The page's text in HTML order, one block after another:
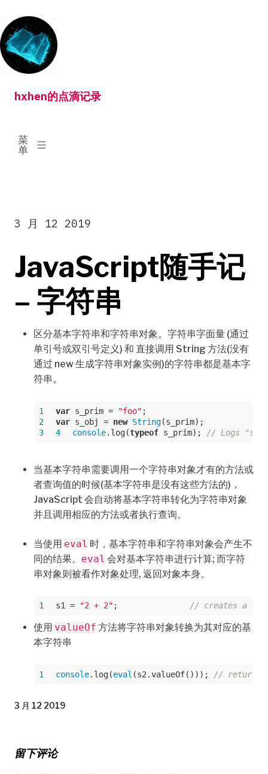
转
到
内
hxhen的点滴记录
菜
单
已
展
JavaScript随手记
– 字符串
3 月 12 2019
区分基本字符串和字符串对象。字符串字面量 (通过
单引号或双引号定义) 和 直接调用 String 方法(没有
通过 new 生成字符串对象实例)的字符串都是基本字
符串。
1 var s_prim = "foo"
2
var s_obj = new String
3
4 console.log(typeof s_prim); // Logs
当基本字符串需要调用一个字符串对象才有的方法或
者查询值的时候(基本字符串是没有这些方法的)，
JavaScript 会自动将基本字符串转化为字符串对象
并且调用相应的方法或者执行查询。
当使用 eval 时，基本字符串和字符串对象会产生不
同的结果。 eval 会对基本字符串进行计算; 而字符
串对象则被看作对象处理, 返回对象本身。
1 s1 = "2 + 2" ; // creates a
使用 valueOf 方法将字符串对象转换为其对应的基
本字符串
1 console.log(eval (s2.valueOf())); // returns
3 月 12 2019
留下评论